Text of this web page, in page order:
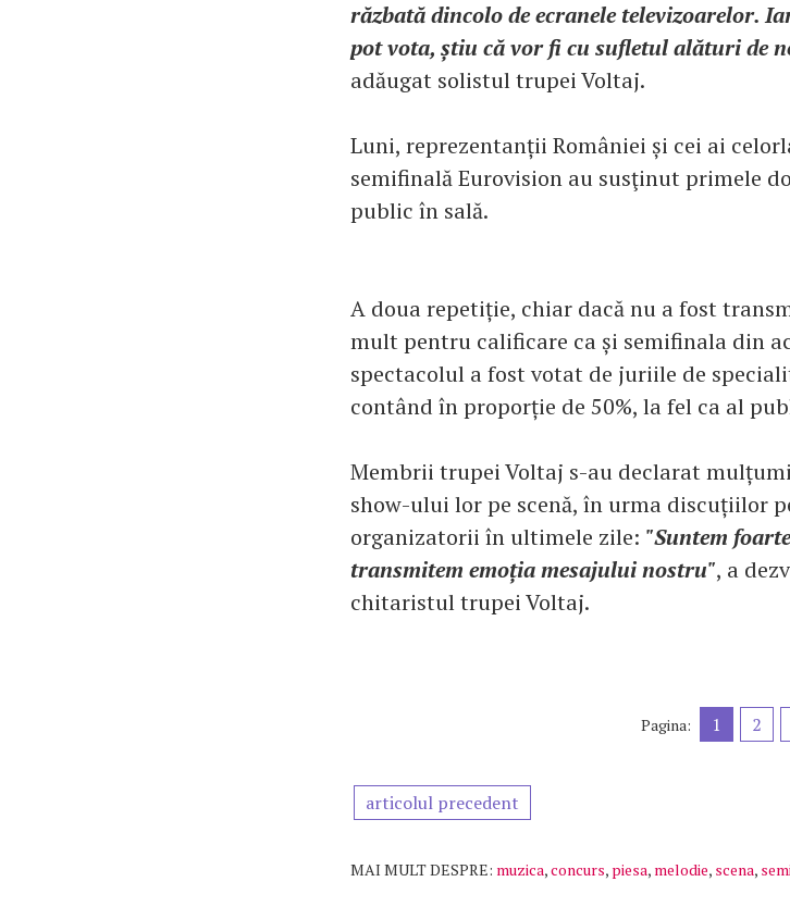
răzbată dincolo de ecranele televizoarelor.
pot vota, știu că vor fi cu sufletul alături de
adăugat solistul trupei Voltaj.
Luni, reprezentanții României și cei ai
semifinală Eurovision au susţinut primele
public în sală.
A doua repetiție, chiar dacă nu a fost
mult pentru calificare ca și semifinala din
spectacolul a fost votat de juriile de
contând în proporție de 50%, la fel ca al
Membrii trupei Voltaj s-au declarat
show-ului lor pe scenă, în urma discuțiilor
organizatorii în ultimele zile: "Suntem
transmitem emoția mesajului nostru", a
chitaristul trupei Voltaj.
Pagina: 1 2
articolul precedent
MAI MULT DESPRE: muzica,concurs, piesa, melodie, scena,